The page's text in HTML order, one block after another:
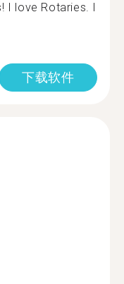
I love Rotaries. I
下载软件